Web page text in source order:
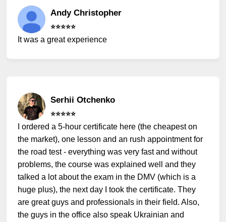
Andy Christopher
⭐️⭐️⭐️⭐️⭐️
It was a great experience
Serhii Otchenko
⭐️⭐️⭐️⭐️⭐️
I ordered a 5-hour certificate here (the cheapest on
the market), one lesson and an rush appointment for
the road test - everything was very fast and without
problems, the course was explained well and they
talked a lot about the exam in the DMV (which is a
huge plus), the next day I took the certificate. They
are great guys and professionals in their field. Also,
the guys in the office also speak Ukrainian and